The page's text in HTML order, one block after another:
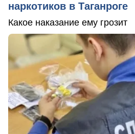
наркотиков в Таганроге
Какое наказание ему грозит